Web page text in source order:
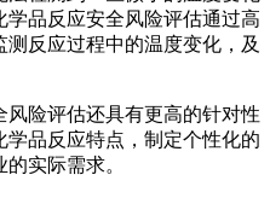
品反应安全风险评估通过高
反应过程中的温度变化，及
险评估还具有更高的针对性
品反应特点，制定个性化的
实际需求。